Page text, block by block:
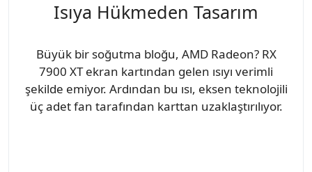
Isıya Hükmeden Tasarım
Büyük bir soğutma bloğu, AMD Radeon? RX
7900 XT ekran kartından gelen ısıyı verimli
şekilde emiyor. Ardından bu ısı, eksen teknolojili
üç adet fan tarafından karttan uzaklaştırılıyor.